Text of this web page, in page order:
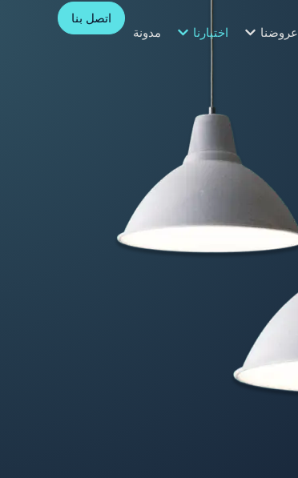
عروضنا اختيارنا مدونة
اتصل بنا